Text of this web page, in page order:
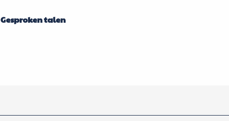
Gesproken talen
Gesproken talen